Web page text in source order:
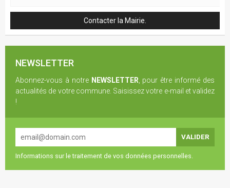
Contacter la Mairie.
NEWSLETTER
Abonnez-vous à notre NEWSLETTER , pour être informé des
actualités de votre commune. Saisissez votre e-mail et validez
!
Informations sur le traitement de vos données personnelles.